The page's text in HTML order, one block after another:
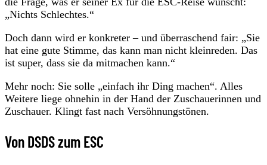
„Nichts Schlechtes.“
Doch dann wird er konkreter – und überraschend fair: „Sie
hat eine gute Stimme, das kann man nicht kleinreden. Das
ist super, dass sie da mitmachen kann.“
Mehr noch: Sie solle „einfach ihr Ding machen“. Alles
Weitere liege ohnehin in der Hand der Zuschauerinnen und
Zuschauer. Klingt fast nach Versöhnungstönen.
Von DSDS zum ESC